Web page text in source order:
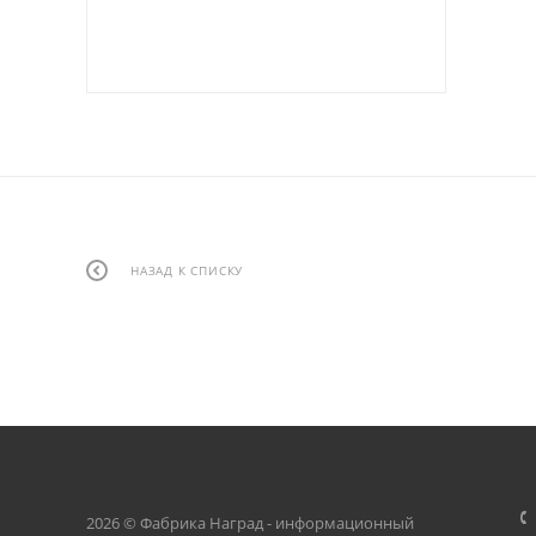
НАЗАД К СПИСКУ
2026 © Фабрика Наград - информационный